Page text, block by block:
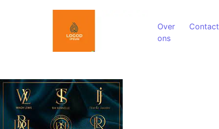
Over
ons
Contact